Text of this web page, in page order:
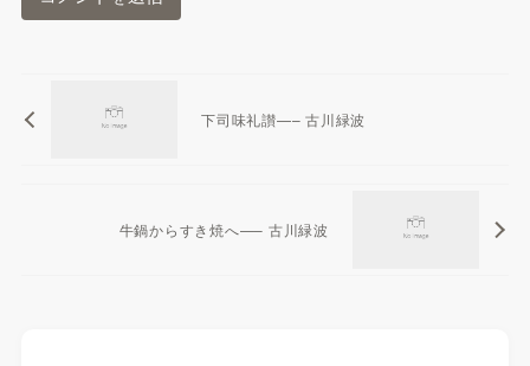
下司味礼讃—– 古川緑波
牛鍋からすき焼へ—– 古川緑波